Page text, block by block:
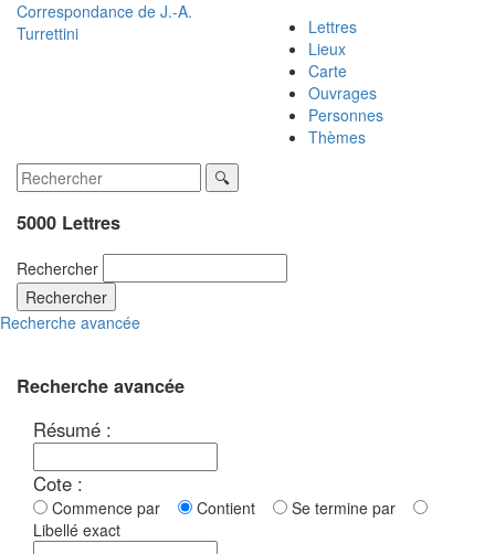
Correspondance de J.-A.
Turrettini
Lettres
Lieux
Carte
Ouvrages
Personnes
Thèmes
5000 Lettres
Rechercher
Rechercher
Recherche avancée
Recherche avancée
Résumé :
Cote :
Commence par Contient
Se termine par
Libellé exact